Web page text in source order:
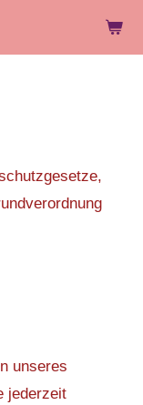
unseres
jederzeit